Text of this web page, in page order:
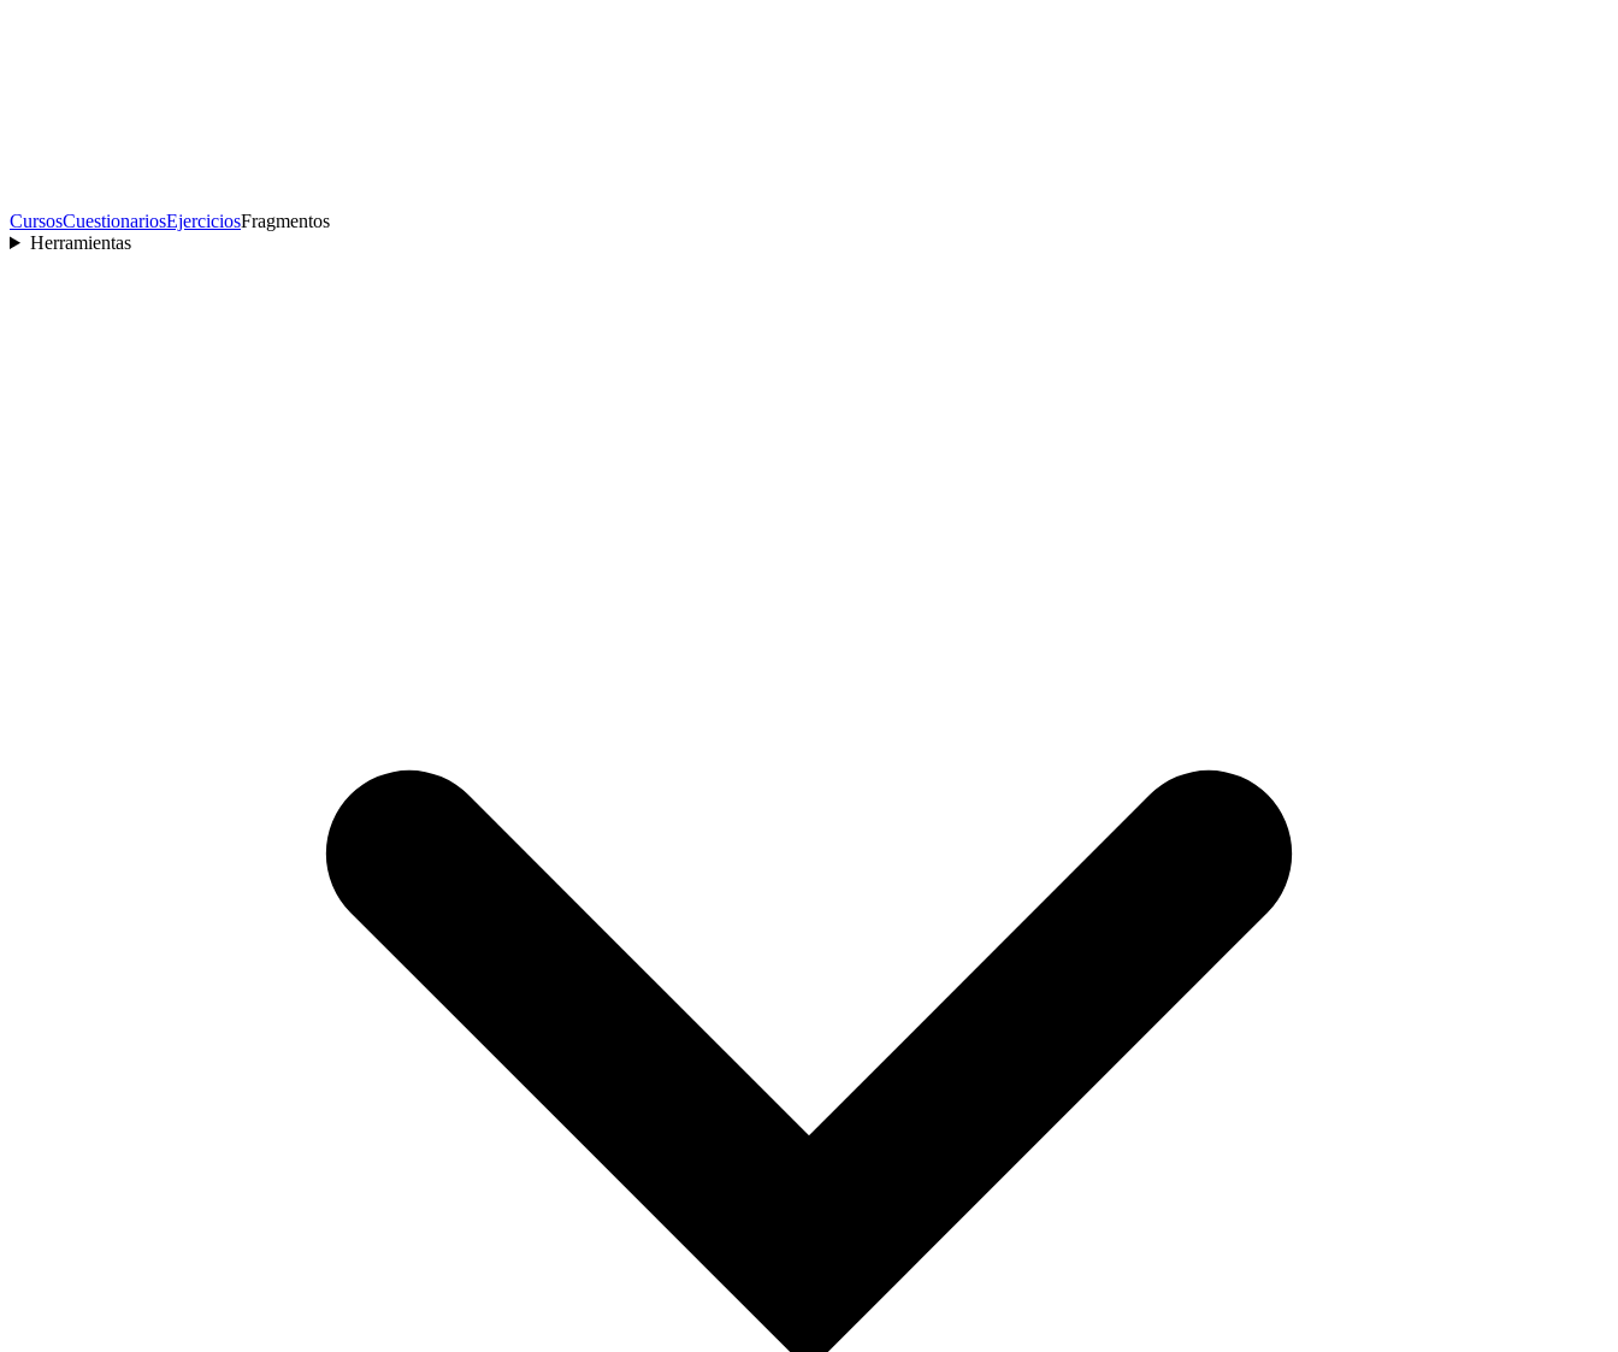
CursosCuestionariosEjerciciosFragmentos
Herramientas